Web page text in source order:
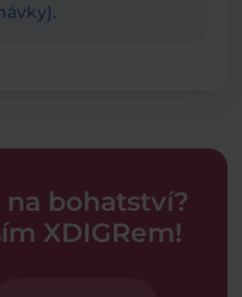
bohatství?
XDIGRem!